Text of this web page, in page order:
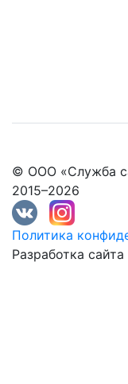
© ООО «Служба
2015–2026
Политика
Разработка сайта